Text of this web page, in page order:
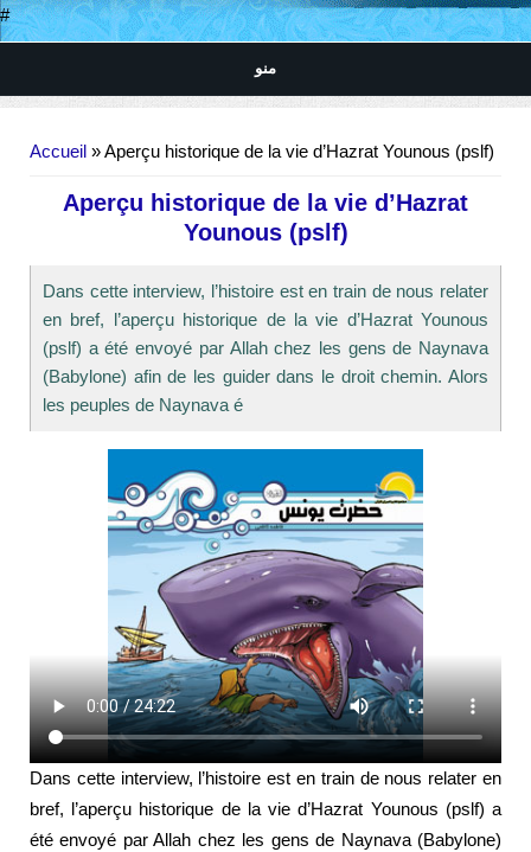
#
منو
Accueil » Aperçu historique de la vie d’Hazrat Younous (pslf)
Aperçu historique de la vie d’Hazrat
Younous (pslf)
Dans cette interview, l’histoire est en train de nous relater
en bref, l’aperçu historique de la vie d’Hazrat Younous
(pslf) a été envoyé par Allah chez les gens de Naynava
(Babylone) afin de les guider dans le droit chemin. Alors
les peuples de Naynava é
Dans cette interview, l’histoire est en train de nous relater en
bref, l’aperçu historique de la vie d’Hazrat Younous (pslf) a
été envoyé par Allah chez les gens de Naynava (Babylone)